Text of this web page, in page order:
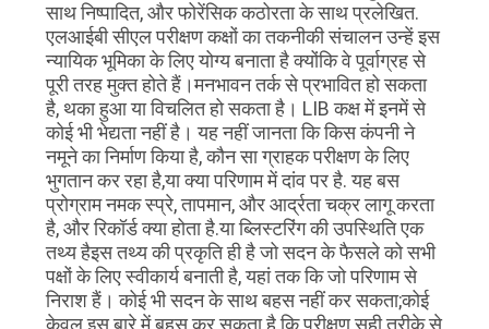
साथ निष्पादित, और फोरेंसिक कठोरता के साथ प्रलेखित.
एलआईबी सीएल परीक्षण कक्षों का तकनीकी संचालन उन्हें इस
न्यायिक भूमिका के लिए योग्य बनाता है क्योंकि वे पूर्वाग्रह से
पूरी तरह मुक्त होते हैं।मनभावन तर्क से प्रभावित हो सकता
है, थका हुआ या विचलित हो सकता है। LIB कक्ष में इनमें से
कोई भी भेद्यता नहीं है। यह नहीं जानता कि किस कंपनी ने
नमूने का निर्माण किया है, कौन सा ग्राहक परीक्षण के लिए
भुगतान कर रहा है,या क्या परिणाम में दांव पर है. यह बस
प्रोग्राम नमक स्प्रे, तापमान, और आर्द्रता चक्र लागू करता
है, और रिकॉर्ड क्या होता है.या ब्लिस्टरिंग की उपस्थिति एक
तथ्य हैइस तथ्य की प्रकृति ही है जो सदन के फैसले को सभी
पक्षों के लिए स्वीकार्य बनाती है, यहां तक कि जो परिणाम से
निराश हैं। कोई भी सदन के साथ बहस नहीं कर सकता;कोई
केवल इस बारे में बहस कर सकता है कि परीक्षण सही तरीके से